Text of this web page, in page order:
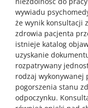
wywiadu
że wynik konsultacji
zdrowia pacjenta
istnieje katalog
uzyskanie
rozpatrywany
rodzaj wykonywanej
pogorszenia stanu
odpoczynku.